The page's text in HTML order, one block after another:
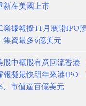
新在美國上市
業據報擬11月展開IPO
資最多6億美元
股中概股有意回流香
報擬最快明年來港IPO
、市值逼百億美元